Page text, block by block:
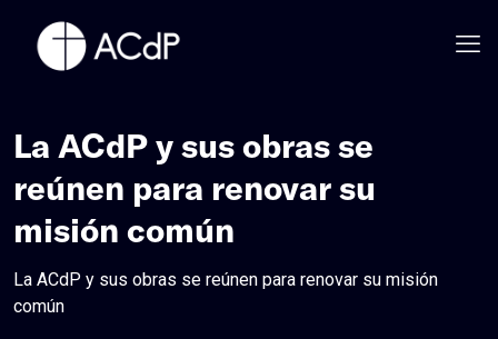
La ACdP y sus obras se
reúnen para renovar su
misión común
La ACdP y sus obras se reúnen para renovar su misión
común